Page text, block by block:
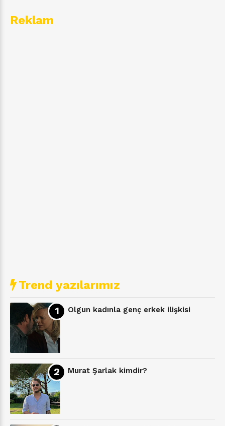
Reklam
Trend yazılarımız
Olgun kadınla genç erkek ilişkisi
Murat Şarlak kimdir?